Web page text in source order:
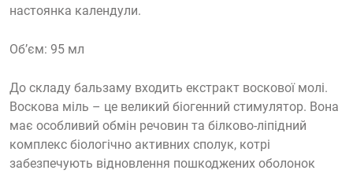
настоянка календули.
Об’єм: 95 мл
До складу бальзаму входить екстракт воскової молі.
Воскова міль – це великий біогенний стимулятор. Вона
має особливий обмін речовин та білково-ліпідний
комплекс біологічно активних сполук, котрі
забезпечують відновлення пошкоджених оболонок